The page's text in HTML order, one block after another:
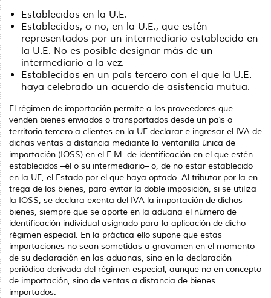
Establecidos en la U.E.
Establecidos, o no, en la U.E., que estén
representados por un intermediario establecido en
la U.E. No es posible designar más de un
intermediario a la vez.
Establecidos en un país tercero con el que la U.E.
haya celebrado un acuerdo de asistencia mutua.
El régimen de importación permite a los proveedores que
venden bienes enviados o transportados desde un país o
territorio tercero a clientes en la UE declarar e ingresar el IVA de
dichas ventas a distancia mediante la ventanilla única de
importación (IOSS) en el E.M. de identificación en el que estén
establecidos –él o su intermediario– o, de no estar establecido
en la UE, el Estado por el que haya optado. Al tributar por la en­
trega de los bienes, para evitar la doble imposición, si se utiliza
la IOSS, se declara exenta del IVA la importación de dichos
bienes, siempre que se aporte en la aduana el número de
identificación individual asignado para la aplicación de dicho
régimen especial. En la práctica ello supone que estas
importaciones no sean sometidas a gravamen en el mo­mento
de su declaración en las aduanas, sino en la declaración
periódica derivada del régimen especial, aunque no en concepto
de importación, sino de ventas a distancia de bienes
importados.